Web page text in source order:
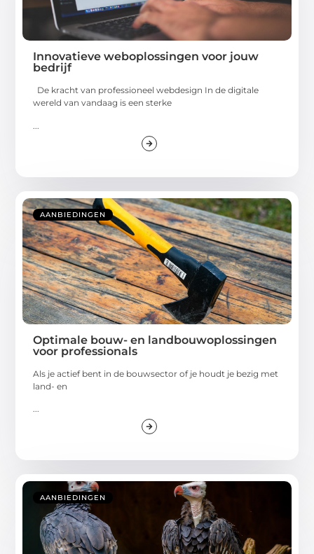
Innovatieve weboplossingen voor jouw
bedrijf
De kracht van professioneel webdesign In de digitale
wereld van vandaag is een sterke
AANBIEDINGEN
Optimale bouw- en landbouwoplossingen
voor professionals
Als je actief bent in de bouwsector of je houdt je bezig met
land- en
AANBIEDINGEN